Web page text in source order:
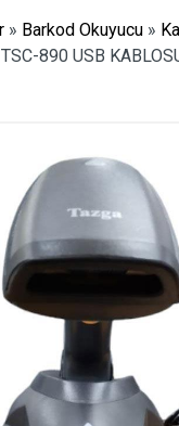
» Barkod Okuyucu »
890 USB